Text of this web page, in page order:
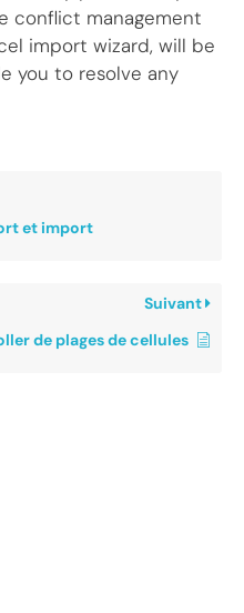
conflict management
import wizard, will be
you to resolve any
et import
Suivant
de plages de cellules